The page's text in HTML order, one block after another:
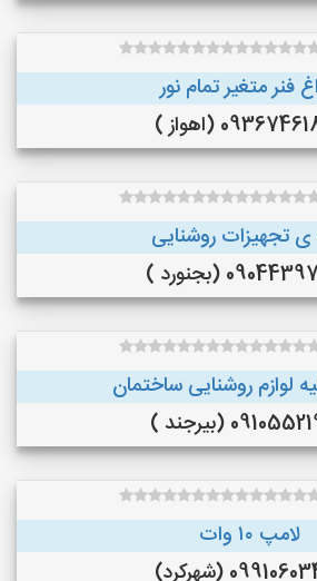
فنر متغیر تمام نور
(اهواز )
ی تجهیزات روشنایی
(بجنورد )
لوازم روشنایی ساختمان
(بیرجند )
لامپ ۱۰ وات
(شهرکرد)